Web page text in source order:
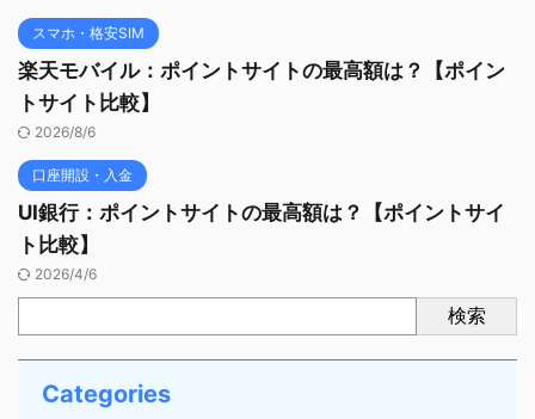
スマホ・格安SIM
楽天モバイル：ポイントサイトの最高額は？【ポイン
トサイト比較】
2026/8/6
口座開設・入金
UI銀行：ポイントサイトの最高額は？【ポイントサイ
ト比較】
2026/4/6
検索
Categories